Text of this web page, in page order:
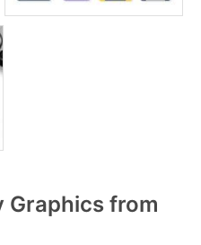
Graphics from